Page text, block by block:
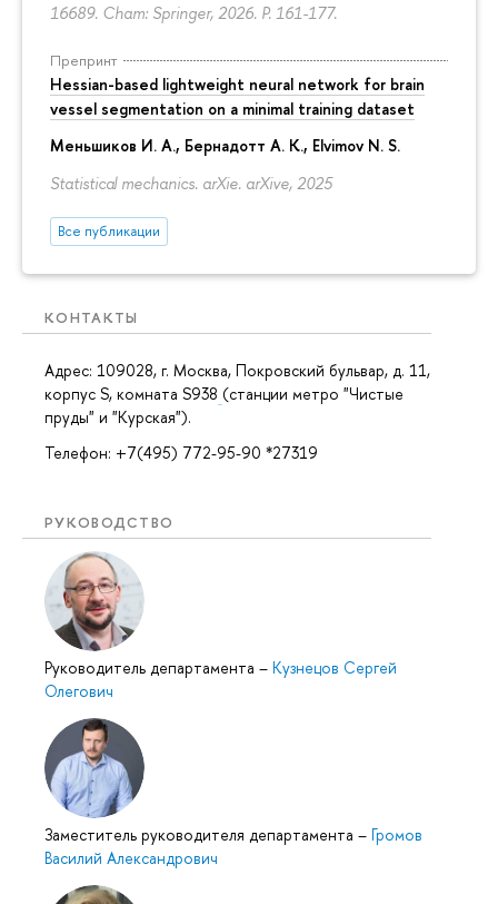
16689. Cham: Springer, 2026. P. 161-177.
Препринт
Hessian-based lightweight neural network for brain
vessel segmentation on a minimal training dataset
Меньшиков И. А., Бернадотт А. К., Elvimov N. S.
Statistical mechanics. arXie. arXive, 2025
Все публикации
КОНТАКТЫ
Адрес: 109028, г. Москва, Покровский бульвар, д. 11,
корпус S, комната S938 (станции метро "Чистые
пруды" и "Курская").
Телефон: +7(495) 772-95-90 *27319
РУКОВОДСТВО
Руководитель департамента – Кузнецов Сергей
Олегович
Заместитель руководителя департамента – Громов
Василий Александрович